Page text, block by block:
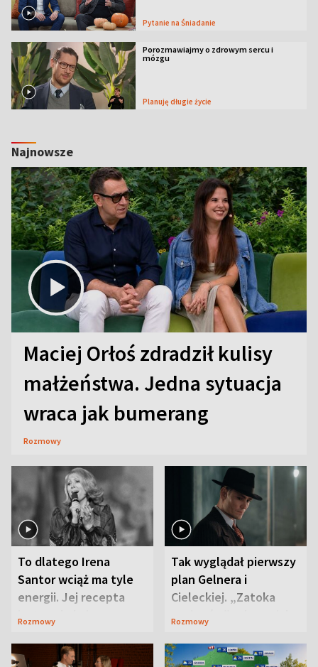
Pytanie na Śniadanie
Porozmawiajmy o zdrowym sercu i
mózgu
Planuję długie życie
Najnowsze
Maciej Orłoś zdradził kulisy
małżeństwa. Jedna sytuacja
wraca jak bumerang
Rozmowy
To dlatego Irena
Santor wciąż ma tyle
energii. Jej recepta
jest zaskakująco
Rozmowy
Tak wyglądał pierwszy
plan Gelnera i
Cieleckiej. „Zatoka
szpiegów” od razu ich
Rozmowy